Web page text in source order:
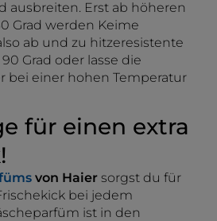
ausbreiten. Erst ab höheren
Grad werden Keime
ab und zu hitzeresistente
Grad oder lasse die
bei einer hohen Temperatur
für einen extra
von Haier sorgst du für
bei jedem
ist in den